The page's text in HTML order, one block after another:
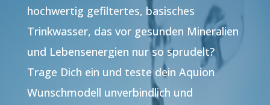
hochwertig gefiltertes, basisches
Trinkwasser, das vor gesunden Mineralien
und Lebensenergien nur so sprudelt?
Trage Dich ein und teste dein Aquion
Wunschmodell unverbindlich und